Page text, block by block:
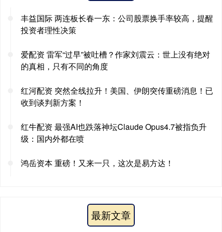
丰益国际 两连板长春一东：公司股票换手率较高，提醒
投资者理性决策
爱配资 雷军“过早”被吐槽？作家刘震云：世上没有绝对
的真相，只有不同的角度
红河配资 突然全线拉升！美国、伊朗突传重磅消息！已
收到谈判新方案！
红牛配资 最强AI也跌落神坛Claude Opus4.7被指负升
级：国内外都在喷
鸿岳资本 重磅！又来一只，这次是易方达！
最新文章